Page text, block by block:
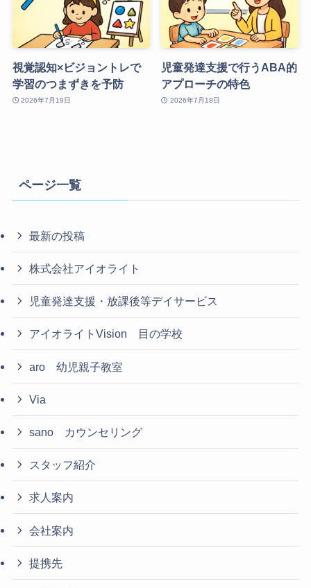
視覚認知×ビジョントレで
学習のつまずきを予防
2026年7月19日
児童発達支援で行うABA的
アプローチの特色
2026年7月18日
ページ一覧
最新の投稿
株式会社アイオライト
児童発達支援・放課後等デイサービス
アイオライトVision 目の学校
aro 幼児親子教室
Via
sano カウンセリング
スタッフ紹介
求人案内
会社案内
提携先